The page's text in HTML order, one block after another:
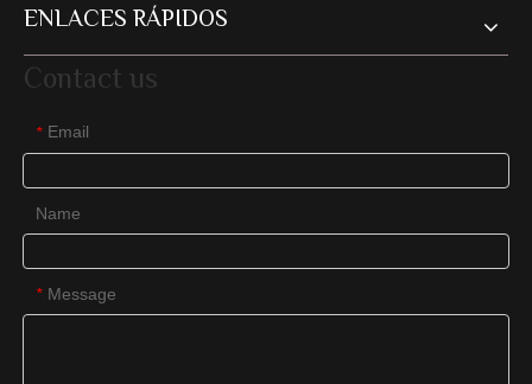
ENLACES RÁPIDOS
Contact us
* Email
Name
* Message